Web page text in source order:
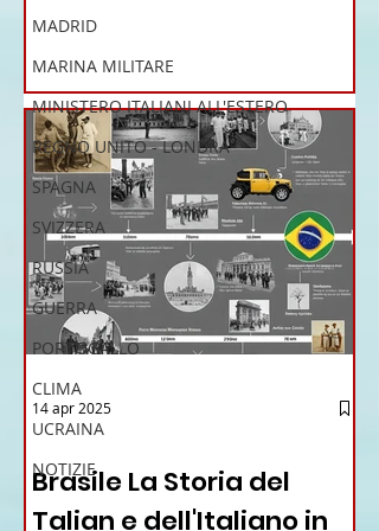
MADRID
MARINA MILITARE
MINISTERO ITALIANI ALL'ESTERO
REGNO UNITO - LONDRA
SPAGNA
SVIZZERA
RUSSIA
GUERRA
PORTOGALLO
CLIMA
UCRAINA
NOTIZIE
Antonio Tajani . NUOVA DIREZIONE
Brasile La Storia del
Talian e dell'Italiano in
12 - IESTV.TV WEB TV
14 apr 2025